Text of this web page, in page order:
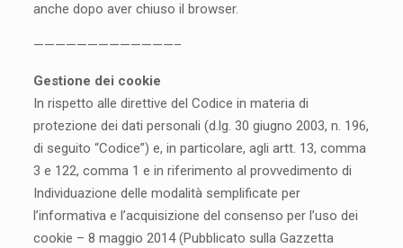
anche dopo aver chiuso il browser.
—————————————–
Gestione dei cookie
In rispetto alle direttive del Codice in materia di
protezione dei dati personali (d.lg. 30 giugno 2003, n. 196,
di seguito “Codice”) e, in particolare, agli artt. 13, comma
3 e 122, comma 1 e in riferimento al provvedimento di
Individuazione delle modalità semplificate per
l’informativa e l’acquisizione del consenso per l’uso dei
cookie – 8 maggio 2014 (Pubblicato sulla Gazzetta